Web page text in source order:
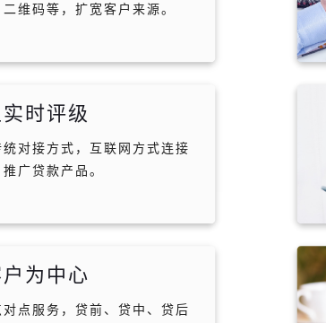
维码等，扩宽客户来源。
时评级
统对接方式，互联网方式连接
广贷款产品。
为中心
对点服务，贷前、贷中、贷后